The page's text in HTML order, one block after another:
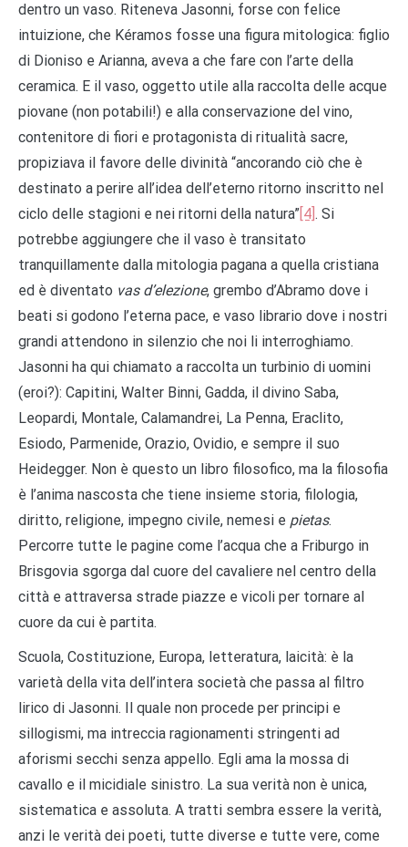
dentro un vaso. Riteneva Jasonni, forse con felice
intuizione, che Kéramos fosse una figura mitologica: figlio
di Dioniso e Arianna, aveva a che fare con l’arte della
ceramica. E il vaso, oggetto utile alla raccolta delle acque
piovane (non potabili!) e alla conservazione del vino,
contenitore di fiori e protagonista di ritualità sacre,
propiziava il favore delle divinità “ancorando ciò che è
destinato a perire all’idea dell’eterno ritorno inscritto nel
ciclo delle stagioni e nei ritorni della natura” [4] . Si
potrebbe aggiungere che il vaso è transitato
tranquillamente dalla mitologia pagana a quella cristiana
ed è diventato vas d’elezione, grembo d’Abramo dove i
beati si godono l’eterna pace, e vaso librario dove i nostri
grandi attendono in silenzio che noi li interroghiamo.
Jasonni ha qui chiamato a raccolta un turbinio di uomini
(eroi?): Capitini, Walter Binni, Gadda, il divino Saba,
Leopardi, Montale, Calamandrei, La Penna, Eraclito,
Esiodo, Parmenide, Orazio, Ovidio, e sempre il suo
Heidegger. Non è questo un libro filosofico, ma la filosofia
è l’anima nascosta che tiene insieme storia, filologia,
diritto, religione, impegno civile, nemesi e pietas.
Percorre tutte le pagine come l’acqua che a Friburgo in
Brisgovia sgorga dal cuore del cavaliere nel centro della
città e attraversa strade piazze e vicoli per tornare al
cuore da cui è partita.
Scuola, Costituzione, Europa, letteratura, laicità: è la
varietà della vita dell’intera società che passa al filtro
lirico di Jasonni. Il quale non procede per principi e
sillogismi, ma intreccia ragionamenti stringenti ad
aforismi secchi senza appello. Egli ama la mossa di
cavallo e il micidiale sinistro. La sua verità non è unica,
sistematica e assoluta. A tratti sembra essere la verità,
anzi le verità dei poeti, tutte diverse e tutte vere, come